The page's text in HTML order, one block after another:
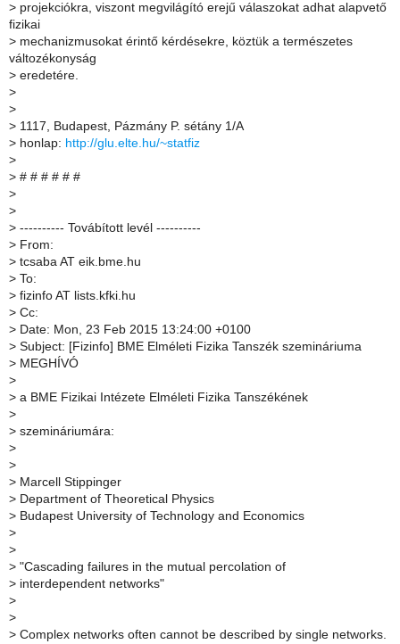
> projekciókra, viszont megvilágító erejű válaszokat adhat alapvető
fizikai
> mechanizmusokat érintő kérdésekre, köztük a természetes
változékonyság
> eredetére.
>
>
> 1117, Budapest, Pázmány P. sétány 1/A
> honlap: http://glu.elte.hu/~statfiz
>
> # # # # # #
>
>
> ---------- Továbított levél ----------
> From:
> tcsaba AT eik.bme.hu
> To:
> fizinfo AT lists.kfki.hu
> Cc:
> Date: Mon, 23 Feb 2015 13:24:00 +0100
> Subject: [Fizinfo] BME Elméleti Fizika Tanszék szemináriuma
> MEGHÍVÓ
>
> a BME Fizikai Intézete Elméleti Fizika Tanszékének
>
> szemináriumára:
>
>
> Marcell Stippinger
> Department of Theoretical Physics
> Budapest University of Technology and Economics
>
>
> "Cascading failures in the mutual percolation of
> interdependent networks"
>
>
> Complex networks often cannot be described by single networks.